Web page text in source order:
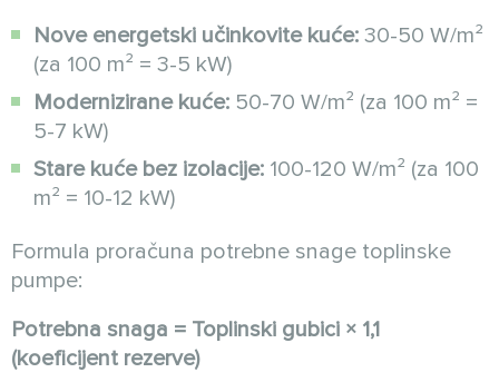
Nove energetski učinkovite kuće: 30-50 W/m²
(za 100 m² = 3-5 kW)
Modernizirane kuće: 50-70 W/m² (za 100 m² =
5-7 kW)
Stare kuće bez izolacije: 100-120 W/m² (za 100
m² = 10-12 kW)
Formula proračuna potrebne snage toplinske
pumpe:
Potrebna snaga = Toplinski gubici × 1,1
(koeficijent rezerve)